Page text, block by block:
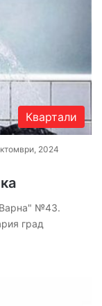
Квартали
2024
№43.
град